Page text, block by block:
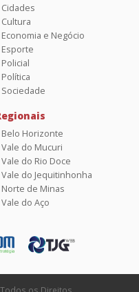
Cidades
Cultura
Economia e Negócio
Esporte
Policial
Política
Sociedade
Belo Horizonte
Vale do Mucuri
Vale do Rio Doce
Vale do Jequitinhonha
Norte de Minas
Vale do Aço